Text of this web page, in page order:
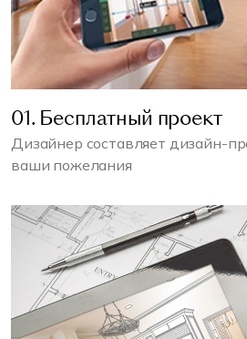
01. Бесплатный проект
Дизайнер составляет дизайн-
ваши пожелания